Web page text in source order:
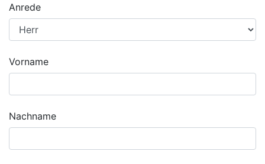
Anrede
Vorname
Nachname